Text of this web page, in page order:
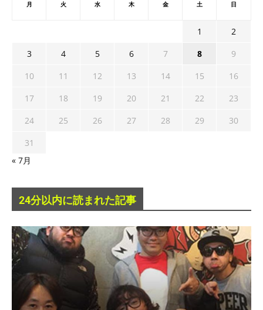
月 火 水 木 金 土 日
1
2
3
4 5 6 7 8
9
10
11 12 13 14 15
16
17
18 19 20 21 22
23
24
25 26 27 28 29
30
31
« 7月
24分以内に読まれた記事